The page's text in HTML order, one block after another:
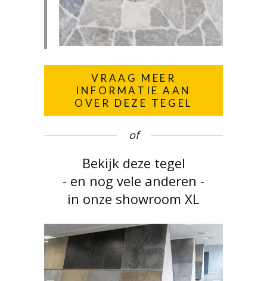
VRAAG MEER
INFORMATIE AAN
OVER DEZE TEGEL
of
Bekijk deze tegel
- en nog vele anderen -
in onze showroom XL